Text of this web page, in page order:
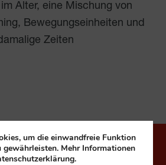
Alter, eine Mischung von
Bewegungseinheiten und
Zeiten
Leben
um die einwandfreie Funktion
gewährleisten. Mehr Informationen